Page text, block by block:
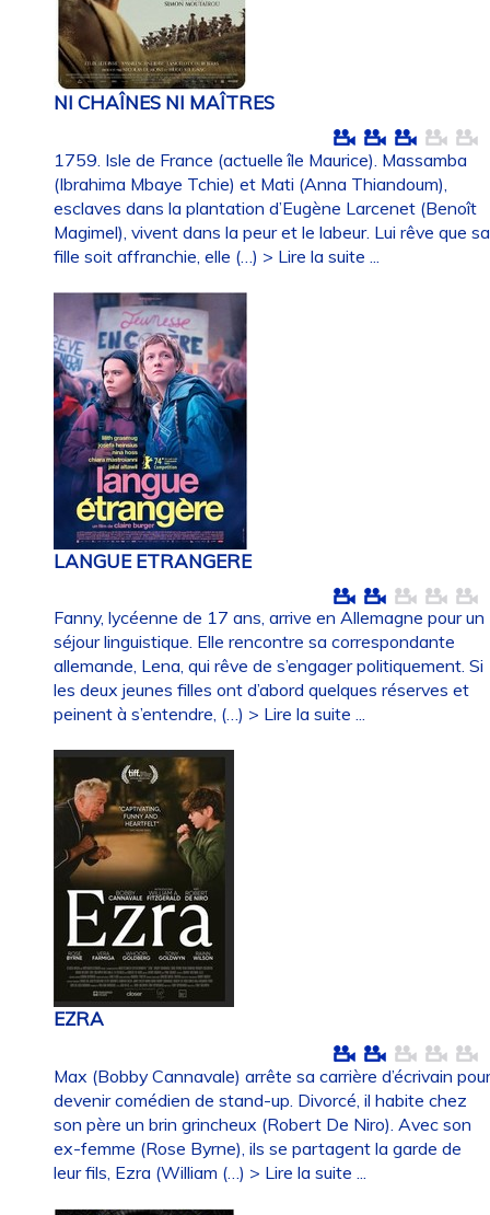
NI CHAÎNES NI MAÎTRES
1759. Isle de France (actuelle île Maurice). Massamba
(Ibrahima Mbaye Tchie) et Mati (Anna Thiandoum),
esclaves dans la plantation d’Eugène Larcenet (Benoît
Magimel), vivent dans la peur et le labeur. Lui rêve que sa
fille soit affranchie, elle (…) > Lire la suite ...
LANGUE ETRANGERE
Fanny, lycéenne de 17 ans, arrive en Allemagne pour un
séjour linguistique. Elle rencontre sa correspondante
allemande, Lena, qui rêve de s’engager politiquement. Si
les deux jeunes filles ont d’abord quelques réserves et
peinent à s’entendre, (…) > Lire la suite ...
EZRA
Max (Bobby Cannavale) arrête sa carrière d’écrivain
devenir comédien de stand-up. Divorcé, il habite chez
son père un brin grincheux (Robert De Niro). Avec son
ex-femme (Rose Byrne), ils se partagent la garde de
leur fils, Ezra (William (…) > Lire la suite ...